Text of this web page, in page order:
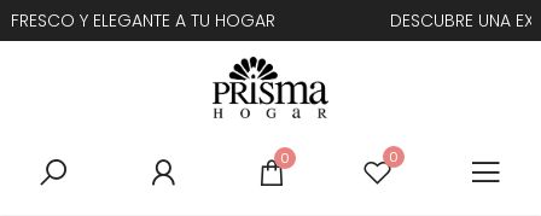
DESCUBRE UNA EXPERIENCIA DE CONFORT
0 0